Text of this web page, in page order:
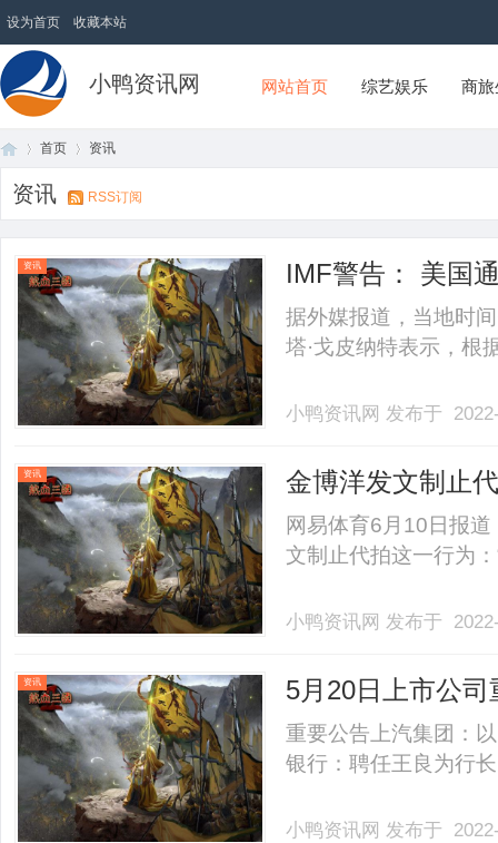
设为首页 收藏本站
小鸭资讯网 网站首页 综艺娱乐 商
首页 资讯
资讯 RSS订阅
资讯 IMF警告： 美国
据外媒报道，当地时
塔·戈皮纳特表示，根
小鸭资讯网 发布于
资讯 金博洋发文制止
网易体育6月10日报
文制止代拍这一行为
小鸭资讯网 发布于
资讯
5月20日上市公
行长
重要公告上汽集团：
银行：聘任王良为行
小鸭资讯网 发布于